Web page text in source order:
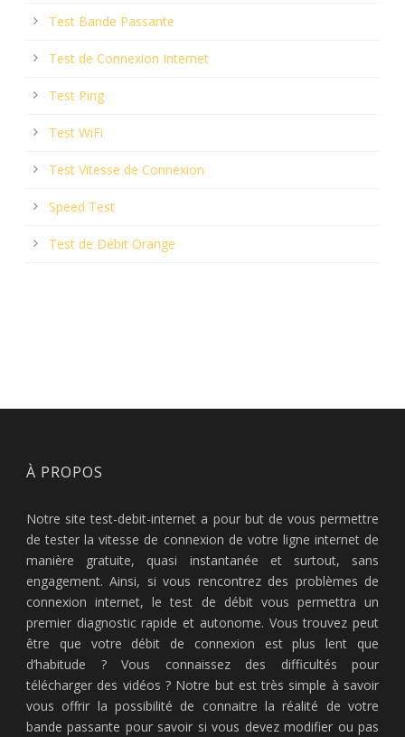
Test Bande Passante
Test de Connexion Internet
Test Ping
Test WiFi
Test Vitesse de Connexion
Speed Test
Test de Débit Orange
À PROPOS
Notre site test-debit-internet a pour but de vous permettre
de tester la vitesse de connexion de votre ligne internet de
manière gratuite, quasi instantanée et surtout, sans
engagement. Ainsi, si vous rencontrez des problèmes de
connexion internet, le test de débit vous permettra un
premier diagnostic rapide et autonome. Vous trouvez peut
être que votre débit de connexion est plus lent que
d’habitude ? Vous connaissez des difficultés pour
télécharger des vidéos ? Notre but est très simple à savoir
vous offrir la possibilité de connaitre la réalité de votre
bande passante pour savoir si vous devez modifier ou pas